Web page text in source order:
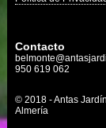
Contacto
950 619 062
© 2018 - Antas
Almería